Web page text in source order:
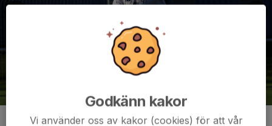
Kommentarer
Godkänn kakor
Vi använder oss av kakor (cookies) för att vår